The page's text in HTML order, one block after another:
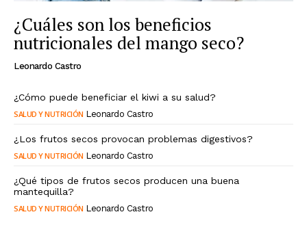
¿Cuáles son los beneficios
nutricionales del mango seco?
Leonardo Castro
¿Cómo puede beneficiar el kiwi a su salud?
SALUD Y NUTRICIÓN Leonardo Castro
¿Los frutos secos provocan problemas digestivos?
SALUD Y NUTRICIÓN Leonardo Castro
¿Qué tipos de frutos secos producen una buena
mantequilla?
SALUD Y NUTRICIÓN Leonardo Castro